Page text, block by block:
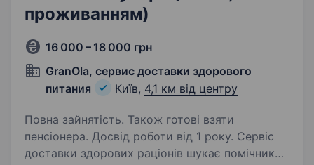
проживанням)
16 000 – 18 000 грн
GranOla, сервис доставки здорового
питания
Київ, 4,1 км від центру
Повна зайнятість. Також готові взяти
пенсіонера. Досвід роботи від 1 року. Сервіс
доставки здорових раціонів шукає помічника